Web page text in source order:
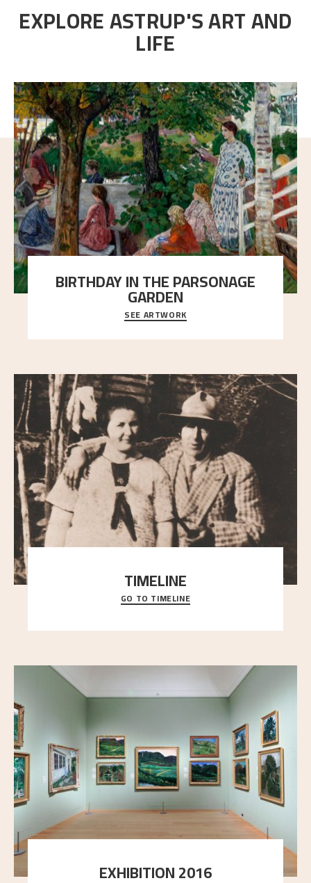
EXPLORE ASTRUP'S ART AND
LIFE
BIRTHDAY IN THE PARSONAGE
GARDEN
A warm evening light is filtered through the leaf
crown and creates a calm atmosphere between t
SEE ARTWORK
TIMELINE
A chronology of important events, places and
people in Astrup’s life.
GO TO TIMELINE
EXHIBITION 2016